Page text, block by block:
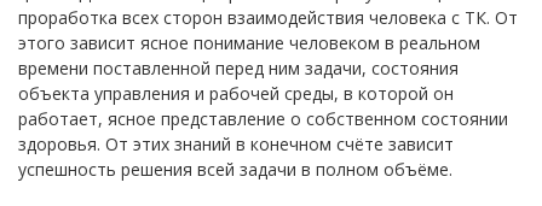
проработка всех сторон взаимодействия человека с ТК. От
этого зависит ясное понимание человеком в реальном
времени поставленной перед ним задачи, состояния
объекта управления и рабочей среды, в которой он
работает, ясное представление о собственном состоянии
здоровья. От этих знаний в конечном счёте зависит
успешность решения всей задачи в полном объёме.